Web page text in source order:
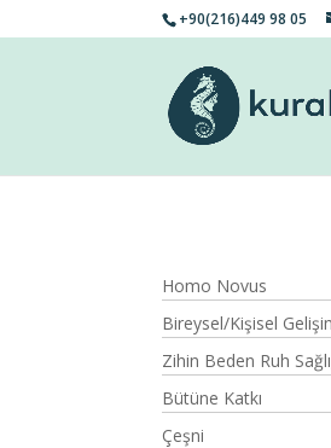
+90(216)449 98 05
Homo Novus
Bireysel/Kişisel
Zihin Beden Ruh
Bütüne Katkı
Çeşni